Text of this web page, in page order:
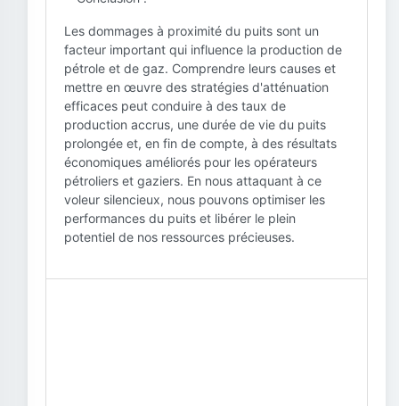
Les dommages à proximité du puits sont un
facteur important qui influence la production de
pétrole et de gaz. Comprendre leurs causes et
mettre en œuvre des stratégies d'atténuation
efficaces peut conduire à des taux de
production accrus, une durée de vie du puits
prolongée et, en fin de compte, à des résultats
économiques améliorés pour les opérateurs
pétroliers et gaziers. En nous attaquant à ce
voleur silencieux, nous pouvons optimiser les
performances du puits et libérer le plein
potentiel de nos ressources précieuses.